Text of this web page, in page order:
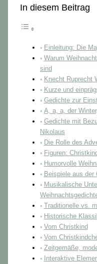
In diesem Beitrag
Einleitung: Die
Warum
sind
Knecht Ruprecht
Kurze und
Gedichte zur
A, a, a, der
Gedichte mit
Nikolaus
Die Rolle des
Figuren:
Humorvolle
Beispiele aus der
Musikalische
Traditionelle vs.
Historische
Vom Christkind
Vom
Zeitgemäße,
Interaktive